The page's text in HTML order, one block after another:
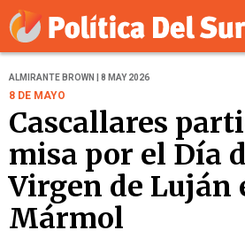
ALMIRANTE BROWN | 8 MAY 2026
8 DE MAYO
Cascallares
misa por el Día
Virgen de Luján
Mármol